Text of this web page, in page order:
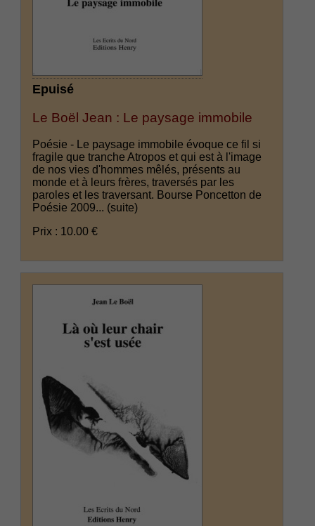
Epuisé
Le Boël Jean : Le paysage immobile
Poésie - Le paysage immobile évoque ce fil si
fragile que tranche Atropos et qui est à l'image
de nos vies d'hommes mêlés, présents au
monde et à leurs frères, traversés par les
paroles et les traversant. Bourse Poncetton de
Poésie 2009... (suite)
Prix : 10.00 €